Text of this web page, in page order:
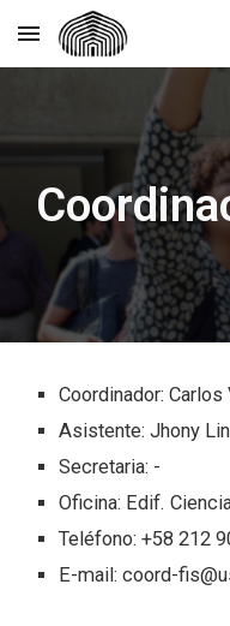
Skip to main content
Coordinador:Carlos
Asistente: Jhony
Secretaria: -
Oficina: Edif.
Teléfono: +58 212
E-mail:coord-